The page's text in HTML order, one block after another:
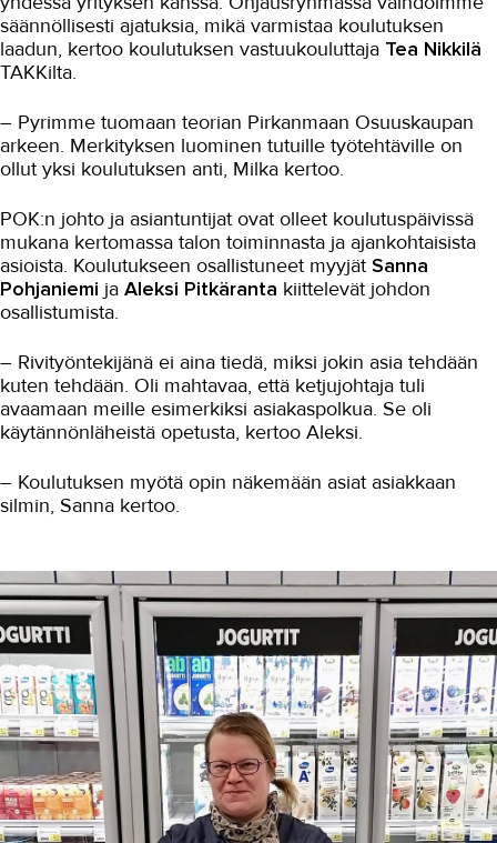
Paras aika löytää työpaikka
Kaupan esimies liiketoiminnan
erikoisammattitutkinto
Opiskelu on aina plussaa
Kaisan uskomaton tarina
Yt-neuvotteluista uusille urille
apteekkiin
Merkonomiksi opiskelu kannattaa
Ajantasaista taloushallinnon
osaamista
TOPPIS oli huikea menestys
Merkonomikoulutus työnantajien
tarpeisiin
Myyjä viihtyy työssään
Apteekkeihin myyntiosaamista
Ensimmäiset edunvalvojat
valmistuivat
Maarakennus
säännöllisesti ajatuksia, mikä varmistaa koulutuksen
laadun, kertoo koulutuksen vastuukouluttaja Tea Nikkilä
TAKKilta.
– Pyrimme tuomaan teorian Pirkanmaan Osuuskaupan
arkeen. Merkityksen luominen tutuille työtehtäville on
ollut yksi koulutuksen anti, Milka kertoo.
POK:n johto ja asiantuntijat ovat olleet koulutuspäivissä
mukana kertomassa talon toiminnasta ja ajankohtaisista
asioista. Koulutukseen osallistuneet myyjät Sanna
Pohjaniemi ja Aleksi Pitkäranta kiittelevät johdon
osallistumista.
– Rivityöntekijänä ei aina tiedä, miksi jokin asia tehdään
kuten tehdään. Oli mahtavaa, että ketjujohtaja tuli
avaamaan meille esimerkiksi asiakaspolkua. Se oli
käytännönläheistä opetusta, kertoo Aleksi.
– Koulutuksen myötä opin näkemään asiat asiakkaan
silmin, Sanna kertoo.